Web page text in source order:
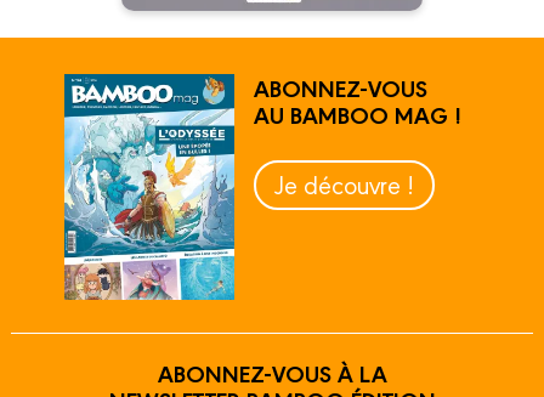
ABONNEZ-VOUS
AU BAMBOO MAG !
Je découvre !
ABONNEZ-VOUS À LA